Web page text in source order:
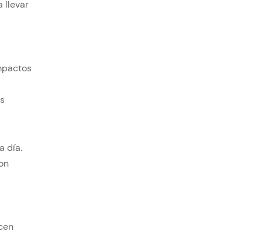
llevar
día.